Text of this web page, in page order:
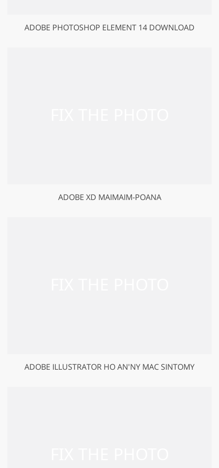
ADOBE PHOTOSHOP ELEMENT 14 DOWNLOAD
ADOBE XD MAIMAIM-POANA
ADOBE ILLUSTRATOR HO AN'NY MAC SINTOMY